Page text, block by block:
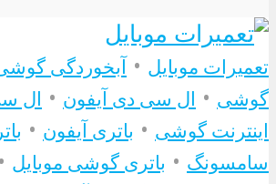
تعمیرات موبایل • آبخوردگی
گوشی • ال سی دی آیفون • ال
اینترنت گوشی • باتری آیفون •
سامسونگ • باتری گوشی موبایل •